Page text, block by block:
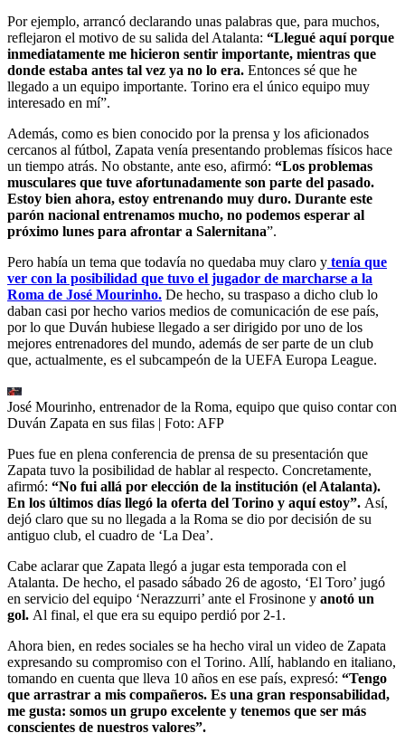
Por ejemplo, arrancó declarando unas palabras que, para muchos,
reflejaron el motivo de su salida del Atalanta: “Llegué aquí porque
inmediatamente me hicieron sentir importante, mientras que
donde estaba antes tal vez ya no lo era. Entonces sé que he
llegado a un equipo importante. Torino era el único equipo muy
interesado en mí”.
Además, como es bien conocido por la prensa y los aficionados
cercanos al fútbol, Zapata venía presentando problemas físicos hace
un tiempo atrás. No obstante, ante eso, afirmó: “Los problemas
musculares que tuve afortunadamente son parte del pasado.
Estoy bien ahora, estoy entrenando muy duro. Durante este
parón nacional entrenamos mucho, no podemos esperar al
próximo lunes para afrontar a Salernitana”.
Pero había un tema que todavía no quedaba muy claro y tenía que
ver con la posibilidad que tuvo el jugador de marcharse a la
Roma de José Mourinho. De hecho, su traspaso a dicho club lo
daban casi por hecho varios medios de comunicación de ese país,
por lo que Duván hubiese llegado a ser dirigido por uno de los
mejores entrenadores del mundo, además de ser parte de un club
que, actualmente, es el subcampeón de la UEFA Europa League.
José Mourinho, entrenador de la Roma, equipo que quiso contar con
Duván Zapata en sus filas | Foto: AFP
Pues fue en plena conferencia de prensa de su presentación que
Zapata tuvo la posibilidad de hablar al respecto. Concretamente,
afirmó: “No fui allá por elección de la institución (el Atalanta).
En los últimos días llegó la oferta del Torino y aquí estoy”. Así,
dejó claro que su no llegada a la Roma se dio por decisión de su
antiguo club, el cuadro de ‘La Dea’.
Cabe aclarar que Zapata llegó a jugar esta temporada con el
Atalanta. De hecho, el pasado sábado 26 de agosto, ‘El Toro’ jugó
en servicio del equipo ‘Nerazzurri’ ante el Frosinone y anotó un
gol. Al final, el que era su equipo perdió por 2-1.
Ahora bien, en redes sociales se ha hecho viral un video de Zapata
expresando su compromiso con el Torino. Allí, hablando en italiano,
tomando en cuenta que lleva 10 años en ese país, expresó: “Tengo
que arrastrar a mis compañeros. Es una gran responsabilidad,
me gusta: somos un grupo excelente y tenemos que ser más
conscientes de nuestros valores”.